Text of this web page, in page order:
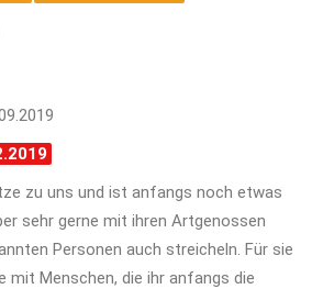
zu uns und ist anfangs noch etwas
sehr gerne mit ihren Artgenossen
Personen auch streicheln. Für sie
mit Menschen, die ihr anfangs die